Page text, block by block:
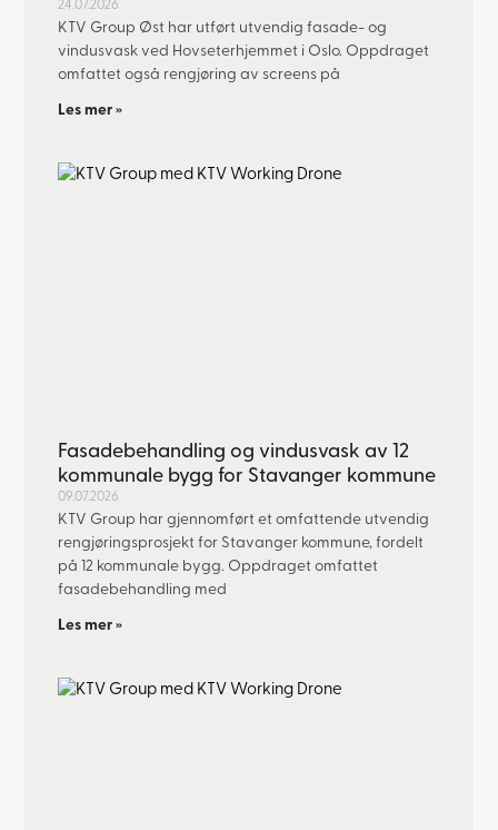
24.07.2026
KTV Group Øst har utført utvendig fasade- og
vindusvask ved Hovseterhjemmet i Oslo. Oppdraget
omfattet også rengjøring av screens på
Les mer »
Fasadebehandling og vindusvask av 12
kommunale bygg for Stavanger kommune
09.07.2026
KTV Group har gjennomført et omfattende utvendig
rengjøringsprosjekt for Stavanger kommune, fordelt
på 12 kommunale bygg. Oppdraget omfattet
fasadebehandling med
Les mer »